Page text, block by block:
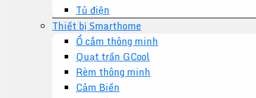
Tủ điện
Thiết bị Smarthome
Ổ cắm thông minh
Quạt trần GCool
Rèm thông minh
Cảm Biến